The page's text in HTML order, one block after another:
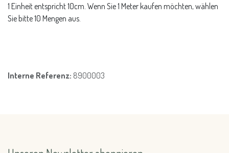
1 Einheit entspricht 10cm. Wenn Sie 1 Meter kaufen möchten, wählen
Sie bitte 10 Mengen aus.
Interne Referenz: 8900003